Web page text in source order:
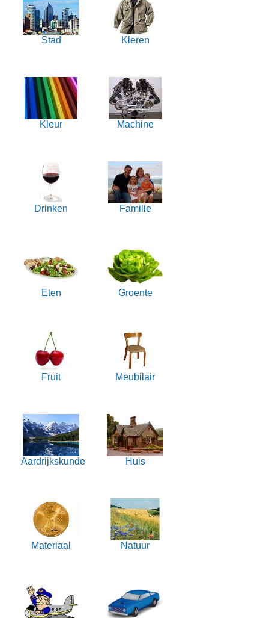
Stad Kleren
Kleur Machine
Drinken Familie
Eten Groente
Fruit Meubilair
Aardrijkskunde Huis
Materiaal Natuur